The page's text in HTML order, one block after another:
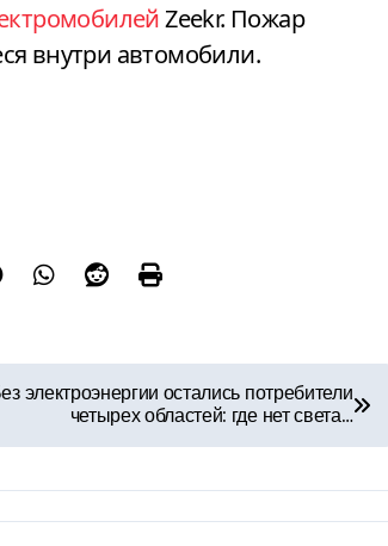
Zeekr. Пожар
внутри автомобили.
электроэнергии остались потребители
четырех областей: где нет света…